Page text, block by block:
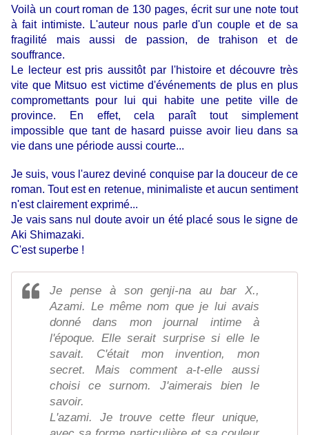
Voilà un court roman de 130 pages, écrit sur une note tout
à fait intimiste. L'auteur nous parle d'un couple et de sa
fragilité mais aussi de passion, de trahison et de
souffrance.
Le lecteur est pris aussitôt par l'histoire etdécouvre très
vite que Mitsuo est victime d'événements de plus en plus
compromettants pour lui qui habite une petite ville de
province. En effet, cela paraît tout simplement
impossible que tant de hasard puisse avoir lieu dans sa
vie dans une période aussi courte...
Je suis, vous l'aurez deviné conquise par la douceur de ce
roman.Tout est en retenue, minimaliste et aucun sentiment
n'est clairement exprimé...
Je vais sans nul doute avoir un été placé sous le signe de
Aki Shimazaki.
C'est superbe !
Je pense à son genji-na au bar X.,
Azami. Le même nom que je lui avais
donné dans mon journal intime à
l'époque. Elle serait surprise si elle le
savait. C'était mon invention, mon
secret. Mais comment a-t-elle aussi
choisi ce surnom. J'aimerais bien le
savoir.
L'azami. Je trouve cette fleur unique,